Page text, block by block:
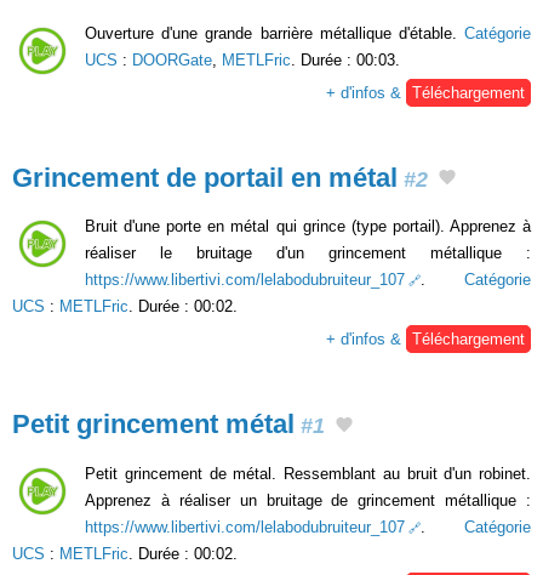
Ouverture d'une grande barrière métallique d'étable. Catégorie
UCS : DOORGate METLFric . Durée : 00:03.
+ d'infos &
Téléchargement
Grincement de portail en métal #2
Bruit d'une porte en métal qui grince (type portail). Apprenez à
réaliser le bruitage d'un grincement métallique :
https://www.libertivi.com/lelabodubruiteur_107
. Catégorie
UCS : METLFric. Durée : 00:02.
+ d'infos & Téléchargement
Petit grincement métal #1
Petit grincement de métal. Ressemblant au bruit d'un robinet.
Apprenez à réaliser un bruitage de grincement métallique :
https://www.libertivi.com/lelabodubruiteur_107
. Catégorie
UCS : METLFric . Durée : 00:02.